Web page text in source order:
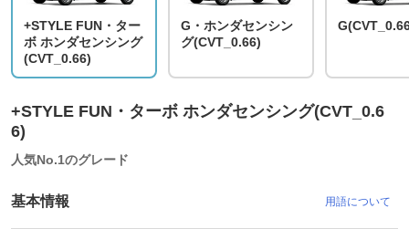
+STYLE FUN・ター
ボ ホンダセンシング
(CVT_0.66)
G・ホンダセンシン
グ(CVT_0.66)
+STYLE FUN・ターボ ホンダセンシング(CVT_0.6
6)
人気No.1のグレード
基本情報 用語について